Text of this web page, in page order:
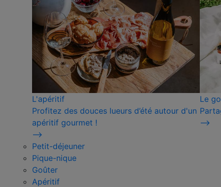
L'apéritif
Profitez des douces lueurs d’été autour d'un
apéritif gourmet !
⟶
Le
⟶
Petit-déjeuner
Pique-nique
Goûter
Apéritif